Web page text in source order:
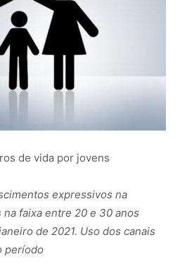
de vida por jovens
expressivos na
faixa entre 20 e 30 anos
de 2021. Uso dos canais
período